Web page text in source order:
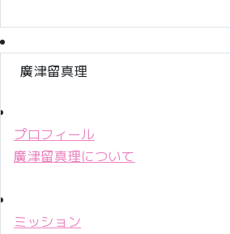
廣津留真理
プロフィール
廣津留真理について
ミッション